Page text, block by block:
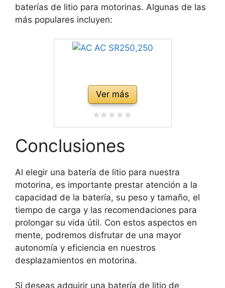
baterías de litio para motorinas. Algunas de las
más populares incluyen:
Ver más
Conclusiones
Al elegir una batería de litio para nuestra
motorina, es importante prestar atención a la
capacidad de la batería, su peso y tamaño, el
tiempo de carga y las recomendaciones para
prolongar su vida útil. Con estos aspectos en
mente, podremos disfrutar de una mayor
autonomía y eficiencia en nuestros
desplazamientos en motorina.
Si deseas adquirir una batería de litio de